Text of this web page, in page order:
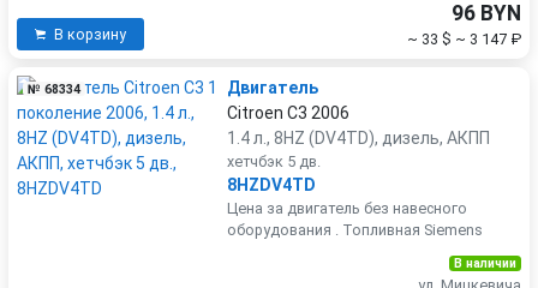
В корзину
96 BYN
~ 33 $ ~ 3 147 ₽
№ 68334
Двигатель
Citroen C3 2006
1.4 л., 8HZ (DV4TD), дизель, АКПП
хетчбэк 5 дв.
8HZDV4TD
Цена за двигатель без навесного
оборудования . Топливная Siemens
В наличии